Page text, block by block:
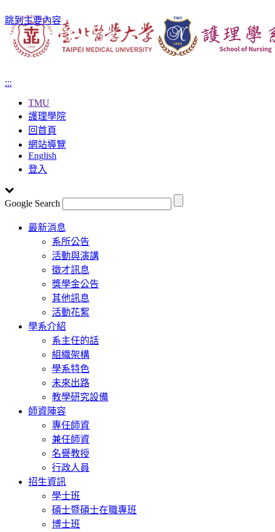
跳到主要內容
:::
TMU
護理學院
回首頁
網站導覽
English
登入
Google Search
Toggle
navigation
最新消息
系所公告
活動與演講
徵才訊息
獎學金公告
其他訊息
活動花絮
學系介紹
系主任的話
組織架構
學系特色
未來出路
教學研究設備
師資陣容
專任師資
兼任師資
名譽教授
行政人員
招生資訊
學士班
碩士暨碩士在職專班
博士班